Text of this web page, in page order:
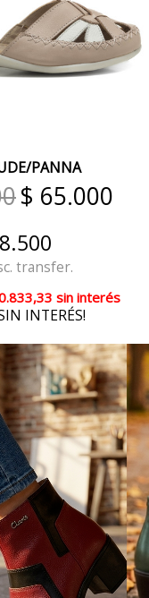
PANNA
$ 65.000
transfer.
sin interés
INTERÉS!